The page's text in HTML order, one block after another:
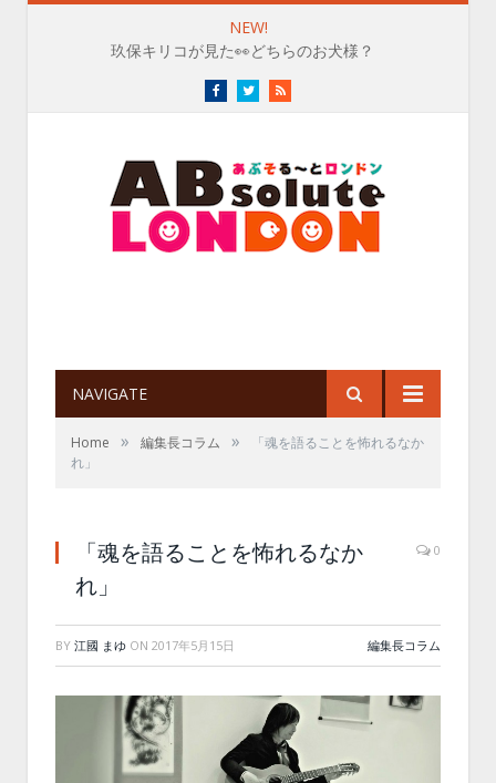
NEW!
玖保キリコが見た👀どちらのお犬様？
FacebookTwitterRSS
NAVIGATE
Home » 編集長コラム »
「魂を語ることを怖れるなか
れ」
「魂を語ることを怖れるなか
れ」
0
BY 江國 まゆ ON 2017年5月15日 編集長コラム